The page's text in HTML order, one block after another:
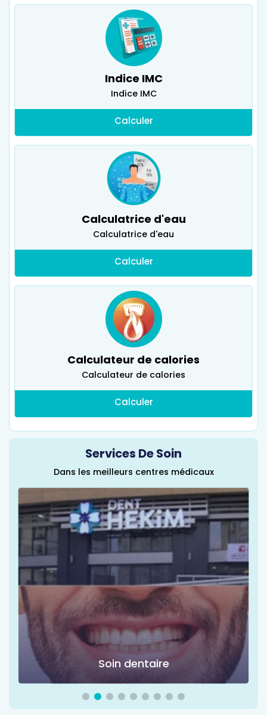
Indice IMC
Indice IMC
Calculer
Calculatrice d'eau
Calculatrice d'eau
Calculer
Calculateur de calories
Calculateur de calories
Calculer
Services De Soin
Dans les meilleurs centres médicaux
Chirurgie d'obésité